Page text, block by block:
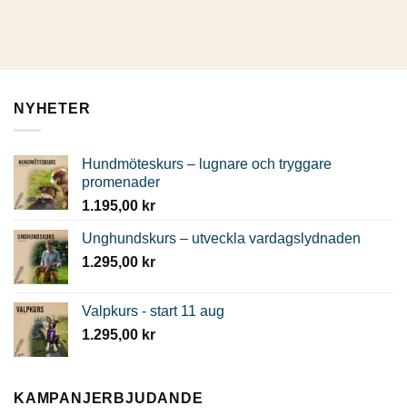
NYHETER
Hundmöteskurs – lugnare och tryggare
promenader
1.195,00 kr
Unghundskurs – utveckla vardagslydnaden
1.295,00 kr
Valpkurs - start 11 aug
1.295,00 kr
KAMPANJERBJUDANDE